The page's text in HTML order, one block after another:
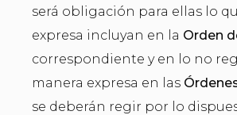
será obligación para ellas lo
expresa incluyan en la Orden
correspondiente y en lo no
manera expresa en las
se deberán regir por lo